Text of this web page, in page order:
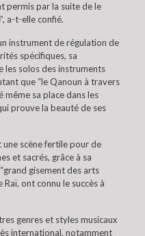
permis par la suite de le
a-t-elle confié.
instrument de régulation de
spécifiques, sa
solos des instruments
que “le Qanoun à travers
sa place dans les
prouve la beauté de ses
une scène fertile pour de
et sacrés, grâce à sa
gisement des arts
ont connu le succès à
genres et styles musicaux
international, notamment